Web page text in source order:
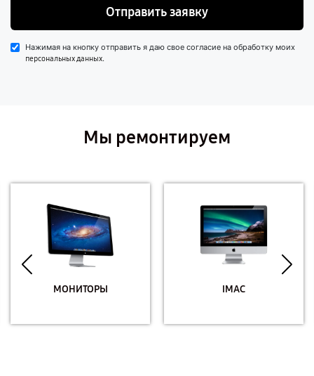
Отправить заявку
Нажимая на кнопку отправить я даю свое согласие на обработку моих
персональных данных.
Мы ремонтируем
МОНИТОРЫ IMAC